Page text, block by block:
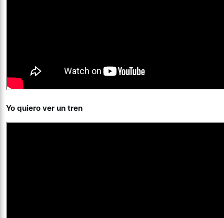
Yo quiero ver un tren